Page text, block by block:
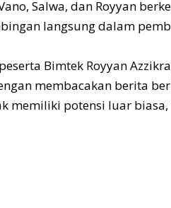
Salwa, dan Royyan
langsung dalam
Bimtek Royyan
membacakan berita
memiliki potensi luar biasa,